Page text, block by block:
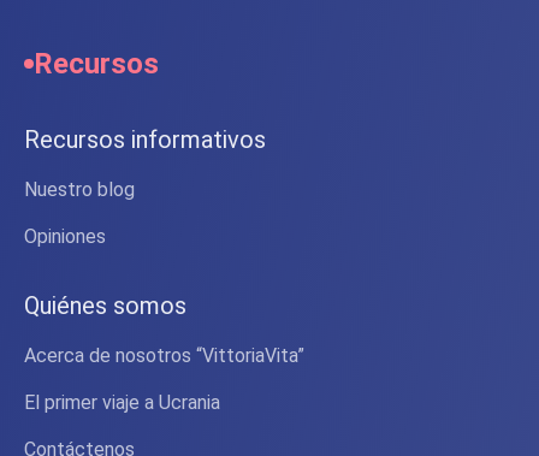
Recursos
Recursos informativos
Nuestro blog
Opiniones
Quiénes somos
Acerca de nosotros “VittoriaVita”
El primer viaje a Ucrania
Contáctenos